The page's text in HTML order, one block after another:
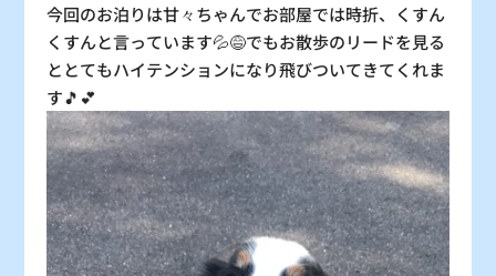
今回のお泊りは甘々ちゃんでお部屋では時折、くすん
くすんと言っています💦😅でもお散歩のリードを見る
ととてもハイテンションになり飛びついてきてくれま
す🎵💕